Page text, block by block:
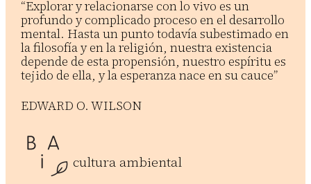
“Explorar y relacionarse con lo vivo es un
profundo y complicado proceso en el desarrollo
mental. Hasta un punto todavía subestimado en
la filosofía y en la religión, nuestra existencia
depende de esta propensión, nuestro espíritu es
tejido de ella, y la esperanza nace en su cauce”
EDWARD O. WILSON
cultura ambiental